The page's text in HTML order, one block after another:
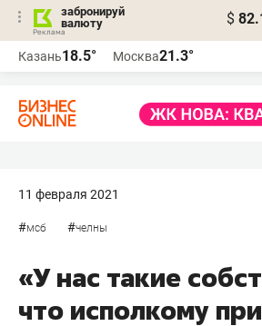
забронируй
валюту
$
Казань18.5° Москва21.3°
11 февраля 2021
#мсб #челны
«У нас такие
что исполкому